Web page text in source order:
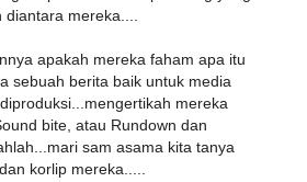
mereka....
apakah mereka faham apa itu
sebuah berita baik untuk media
mereka
bite, atau Rundown dan
sam asama kita tanya
korlip mereka.....